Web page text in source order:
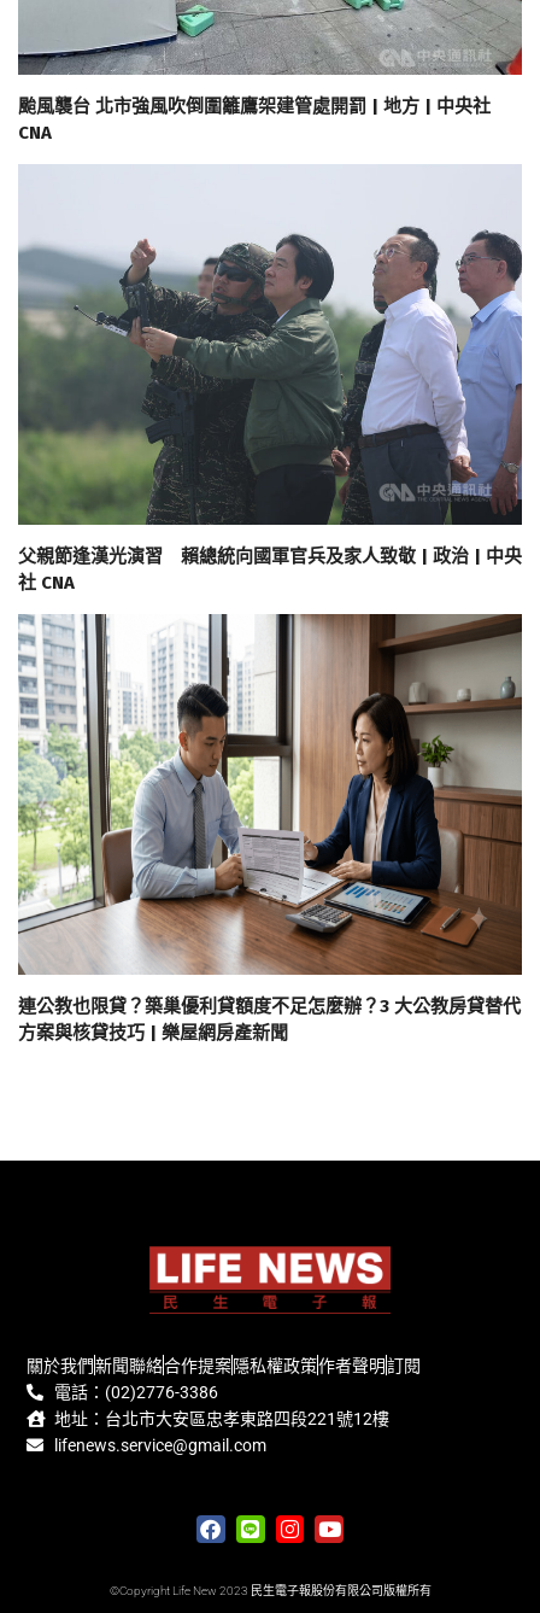
颱風襲台 北市強風吹倒圍籬鷹架建管處開罰 | 地方 | 中央社
CNA
父親節逢漢光演習 賴總統向國軍官兵及家人致敬 | 政治 | 中央
社 CNA
連公教也限貸？築巢優利貸額度不足怎麼辦？3 大公教房貸替代
方案與核貸技巧 | 樂屋網房產新聞
關於我們新聞聯絡合作提案隱私權政策作者聲明訂閱
電話：(02)2776-3386
地址：台北市大安區忠孝東路四段221號12樓
lifenews.service@gmail.com
©Copyright Life New 2023 民生電子報股份有限公司版權所有